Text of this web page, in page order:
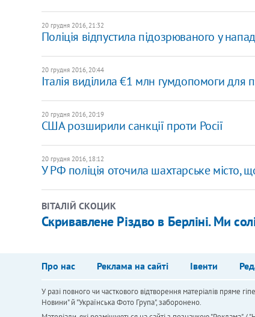
20 грудня 2016, 21:32
Поліція відпустила підозрюваного у
20 грудня 2016, 20:44
Італія виділила €1 млн гумдопомоги для
20 грудня 2016, 20:19
США розширили санкції проти Росії
20 грудня 2016, 18:12
У РФ поліція оточила шахтарське місто,
ВІТАЛІЙ СКОЦИК
Скривавлене Різдво в Берліні. Ми
Про нас Реклама на сайті Івенти
У разі повного чи часткового відтворення матеріалів пряме
Новини" й "Українська Фото Група", заборонено.